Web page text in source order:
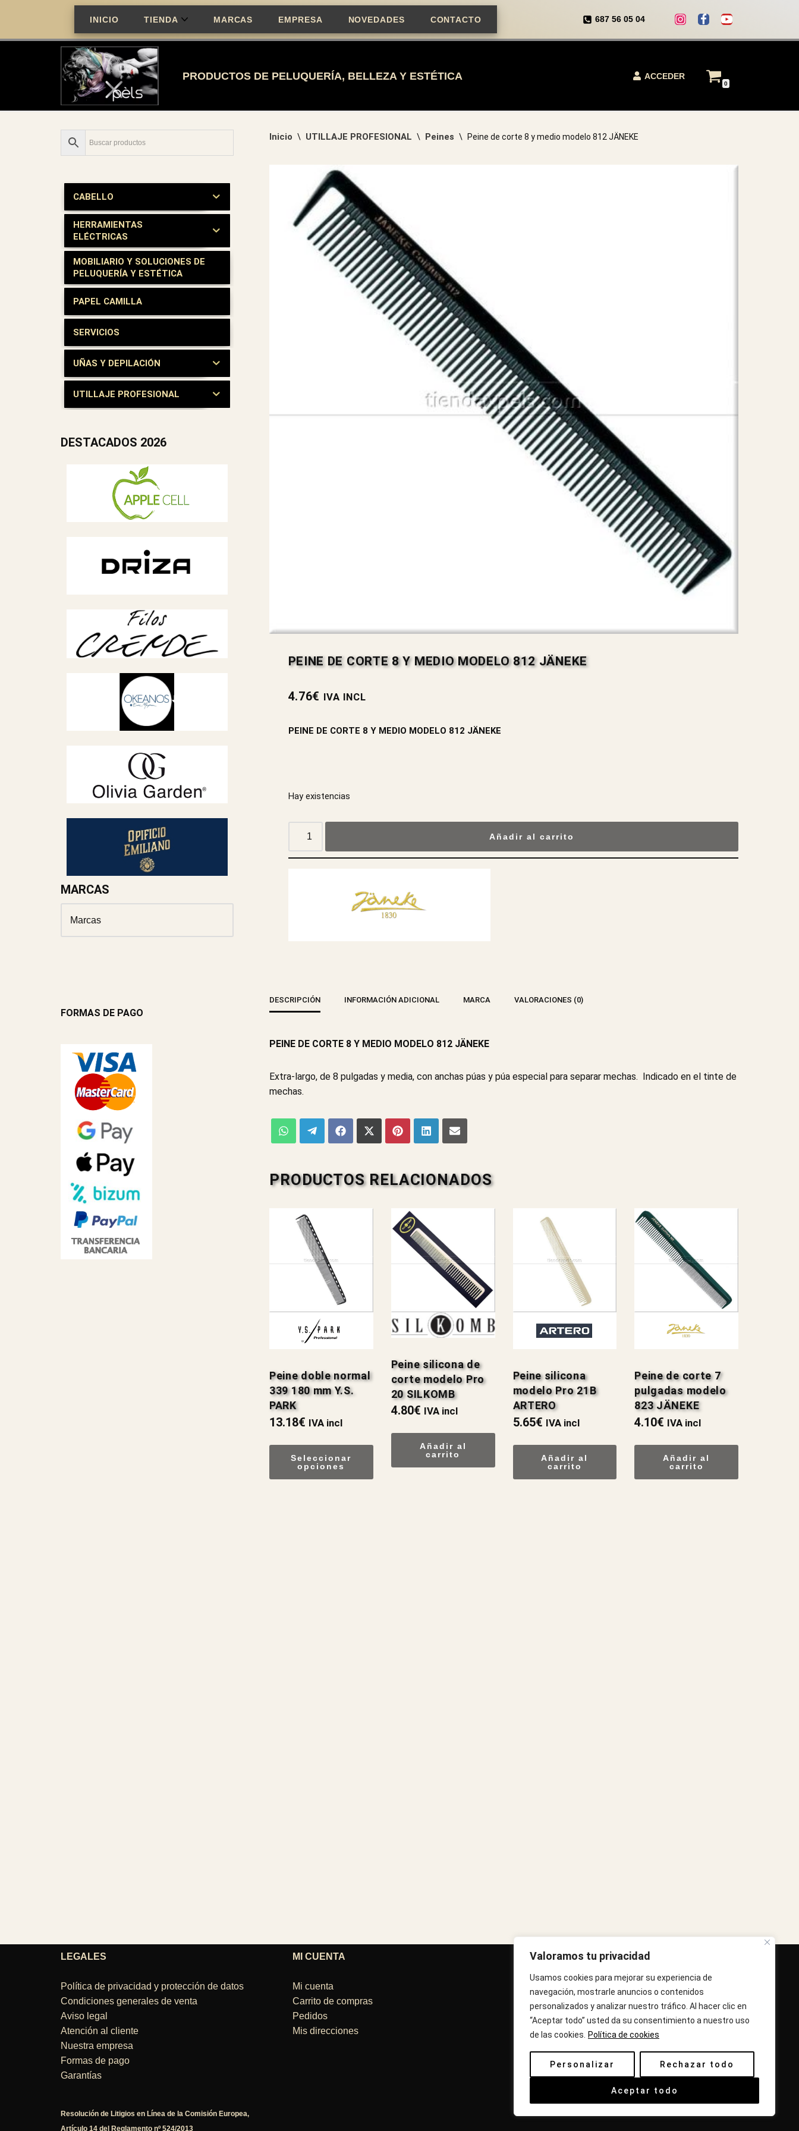
Valoramos tu privacidad
Usamos cookies para mejorar su experiencia de
navegación, mostrarle anuncios o contenidos
personalizados y analizar nuestro tráfico. Al hacer clic en
“Aceptar todo” usted da su consentimiento a nuestro uso
de las cookies.
Política de cookies
Personalizar Rechazar todo
Aceptar todo
INICIO TIENDA MARCAS EMPRESA NOVEDADES CONTACTO 687 56 05 04
PRODUCTOS DE PELUQUERÍA, BELLEZA Y ESTÉTICA ACCEDER
0
CABELLO
HERRAMIENTAS
ELÉCTRICAS
MOBILIARIO Y SOLUCIONES DE
PELUQUERÍA Y ESTÉTICA
PAPEL CAMILLA
SERVICIOS
UÑAS Y DEPILACIÓN
UTILLAJE PROFESIONAL
DESTACADOS 2026
MARCAS
FORMAS DE PAGO
Inicio \ UTILLAJE PROFESIONAL \ Peines \ Peine de corte 8 y medio modelo 812 JÄNEKE
PEINE DE CORTE 8 Y MEDIO MODELO 812 JÄNEKE
4.76€ IVA INCL
PEINE DE CORTE 8 Y MEDIO MODELO 812 JÄNEKE
Hay existencias
Añadir al carrito
DESCRIPCIÓN INFORMACIÓN ADICIONAL MARCA VALORACIONES (0)
PEINE DE CORTE 8 Y MEDIO MODELO 812 JÄNEKE
Extra-largo, de 8 pulgadas y media, con anchas púas y púa especial para separar mechas. Indicado en el tinte de
mechas.
PRODUCTOS RELACIONADOS
Peine doble normal
339 180 mm Y.S.
PARK
13.18€ IVA incl
Seleccionar
opciones
Peine silicona de
corte modelo Pro
20 SILKOMB
4.80€ IVA incl
Añadir al
carrito
Peine silicona
modelo Pro 21B
ARTERO
5.65€ IVA incl
Añadir al
carrito
Peine de corte 7
pulgadas modelo
823 JÄNEKE
4.10€ IVA incl
Añadir al
carrito
LEGALES
Política de privacidad y protección de datos
Condiciones generales de venta
Aviso legal
Atención al cliente
Nuestra empresa
Formas de pago
Garantías
Resolución de Litigios en Línea de la Comisión Europea,
Artículo 14 del Reglamento nº 524/2013
MI CUENTA
Mi cuenta
Carrito de compras
Pedidos
Mis direcciones
TIENDA XPÈLS
Avinguda Molins de Rei Nº 3
08755, Barcelona, Cataluña, España
Horario: Lun-Vie 09:30h a 13:30h y 16:45h a
Llámanos : 687 56 05 04
info@tiendaxpels.com